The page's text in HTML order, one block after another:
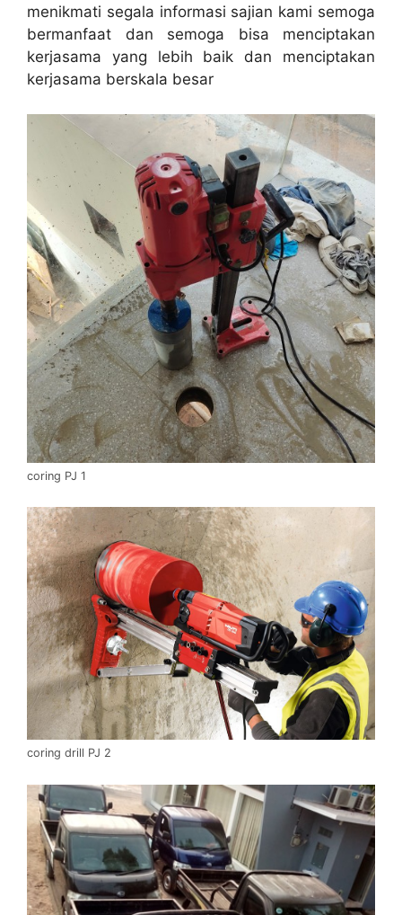
menikmati segala informasi sajian kami semoga
bermanfaat dan semoga bisa menciptakan
kerjasama yang lebih baik dan menciptakan
kerjasama berskala besar
coring PJ 1
coring drill PJ 2